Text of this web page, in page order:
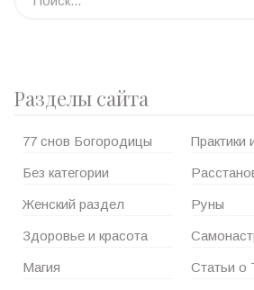
Разделы сайта
77 снов Богородицы
Без категории
Женский раздел
Здоровье и красота
Магия
Практики
Руны
Статьи о